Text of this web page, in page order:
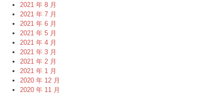
2021 年 8 月
2021 年 7 月
2021 年 6 月
2021 年 5 月
2021 年 4 月
2021 年 3 月
2021 年 2 月
2021 年 1 月
2020 年 12 月
2020 年 11 月